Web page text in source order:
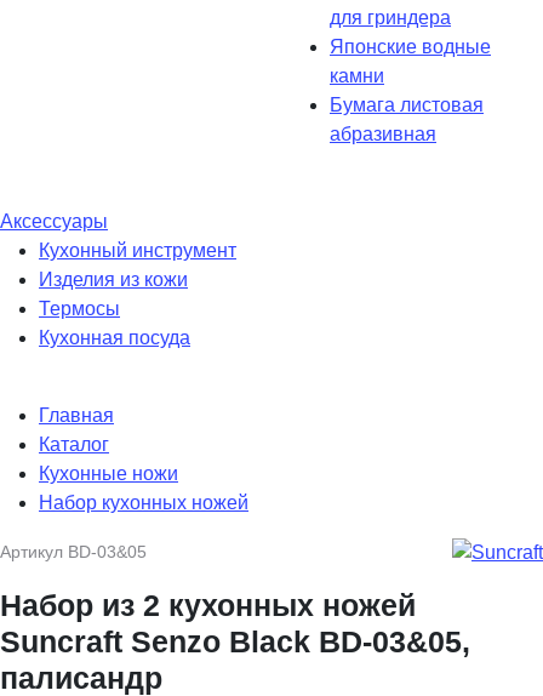
для гриндера
Японские водные
камни
Бумага листовая
абразивная
Аксессуары
Кухонный инструмент
Изделия из кожи
Термосы
Кухонная посуда
Главная
Каталог
Кухонные ножи
Набор кухонных ножей
Артикул BD-03&05
Набор из 2 кухонных ножей
Suncraft Senzo Black BD-03&05,
палисандр